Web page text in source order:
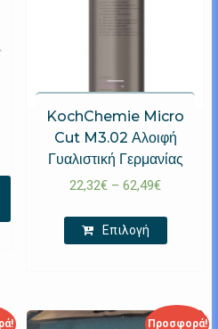
KochChemie Micro
Cut M3.02 Αλοιφή
Γυαλιστική Γερμανίας
22,32€ –62,49€
Επιλογή
Προσφορά!